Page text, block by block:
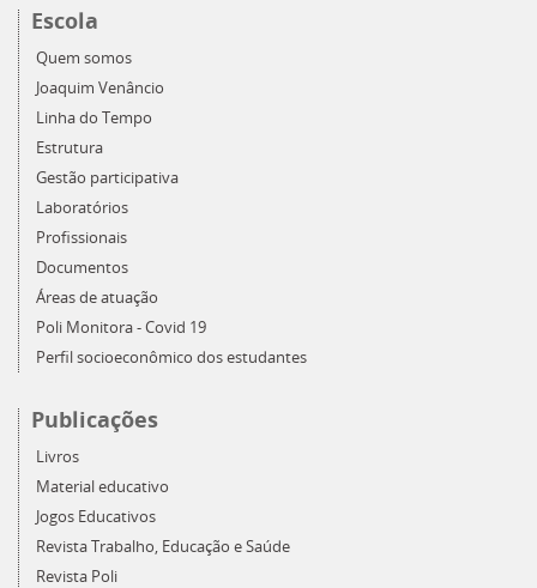
Escola
Quem somos
Joaquim Venâncio
Linha do Tempo
Estrutura
Gestão participativa
Laboratórios
Profissionais
Documentos
Áreas de atuação
Poli Monitora - Covid 19
Perfil socioeconômico dos estudantes
Publicações
Livros
Material educativo
Jogos Educativos
Revista Trabalho, Educação e Saúde
Revista Poli